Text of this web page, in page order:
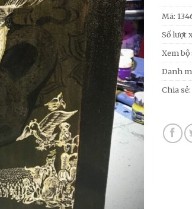
Mã:
Số lượt
Xem
Danh
Chia sẻ: